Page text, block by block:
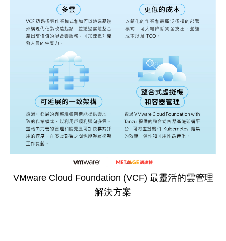
VMware Cloud Foundation (VCF) 最靈活的雲管理
解決方案